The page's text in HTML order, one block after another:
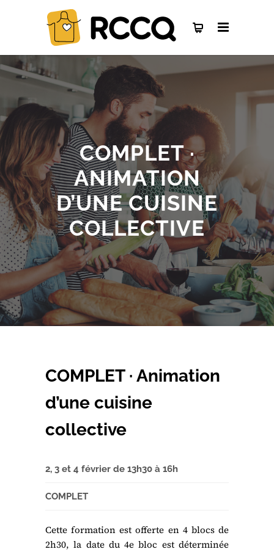
COMPLET ·
ANIMATION
D’UNE CUISINE
COLLECTIVE
COMPLET · Animation
d’une cuisine
collective
2, 3 et 4 février de 13h30 à 16h
COMPLET
Cette formation est offerte en 4 blocs de
2h30, la date du 4e bloc est déterminée